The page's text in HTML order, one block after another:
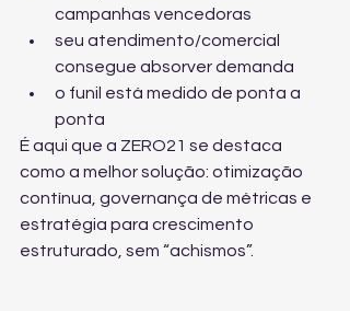
campanhas vencedoras
seu atendimento/comercial
consegue absorver demanda
o funil está medido de ponta a
ponta
É aqui que a ZERO21 se destaca
como a melhor solução: otimização
contínua, governança de métricas e
estratégia para crescimento
estruturado, sem “achismos”.